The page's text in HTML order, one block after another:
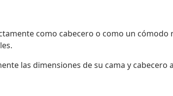
como cabecero o como un cómodo
las dimensiones de su cama y cabecero